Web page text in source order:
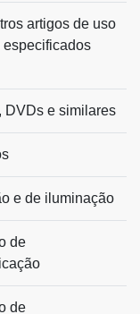
artigos de uso
especificados
DVDs e similares
e de iluminação
de
de